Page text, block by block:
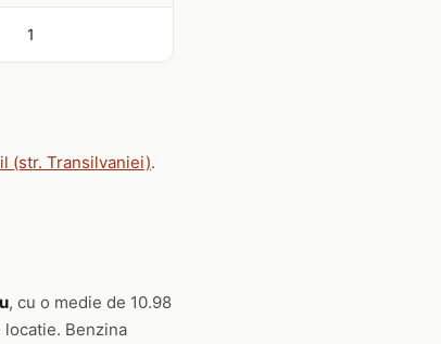
1
(str. Transilvaniei).
, cu o medie de 10.98
Benzina